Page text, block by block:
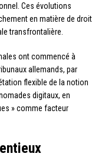
Ces évolutions
en matière de droit
transfrontalière.
ont commencé à
allemands, par
flexible de la notion
digitaux, en
» comme facteur